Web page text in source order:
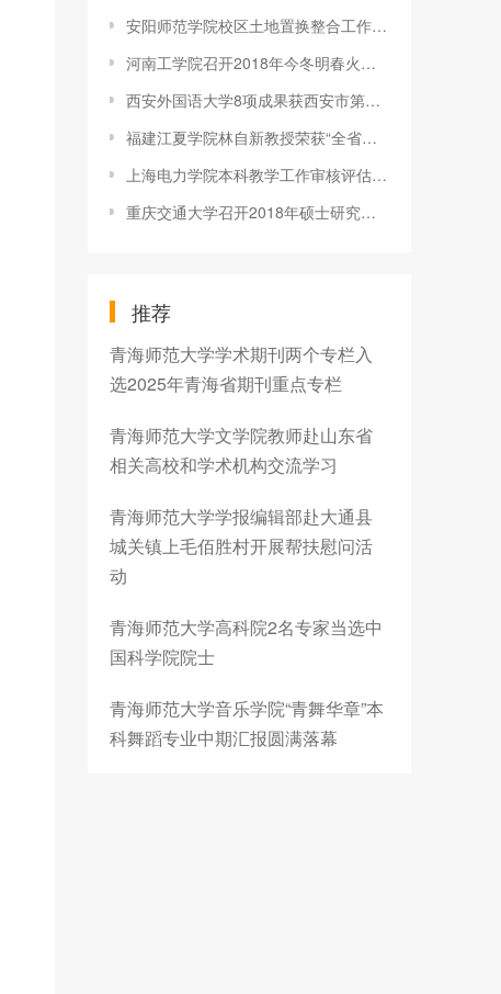
安阳师范学院校区土地置换整合工作取得重大进展
河南工学院召开2018年今冬明春火灾防控工作部署会
西安外国语大学8项成果获西安市第十次哲学社会科学优秀成果奖
福建江夏学院林自新教授荣获“全省关心下一代工作先进工作者”称
上海电力学院本科教学工作审核评估专家意见反馈会举行
重庆交通大学召开2018年硕士研究生招生考试专项督查意见反馈会
推荐
青海师范大学学术期刊两个专栏入
选2025年青海省期刊重点专栏
青海师范大学文学院教师赴山东省
相关高校和学术机构交流学习
青海师范大学学报编辑部赴大通县
城关镇上毛佰胜村开展帮扶慰问活
动
青海师范大学高科院2名专家当选中
国科学院院士
青海师范大学音乐学院“青舞华章”本
科舞蹈专业中期汇报圆满落幕